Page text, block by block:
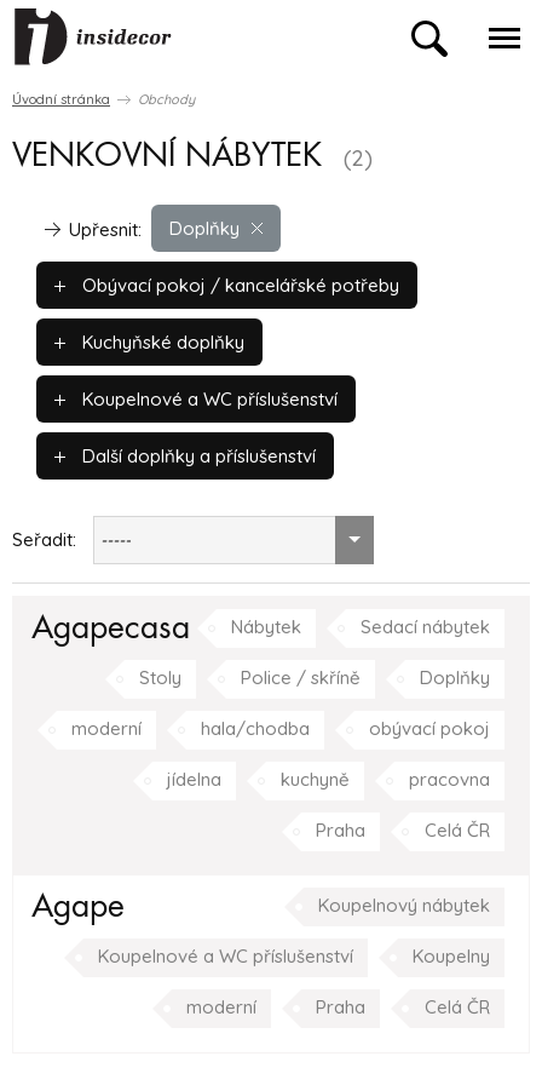
Úvodní stránka Obchody
VENKOVNÍ NÁBYTEK (2)
Doplňky
Upřesnit:
Obývací pokoj / kancelářské potřeby
Kuchyňské doplňky
Koupelnové a WC příslušenství
Další doplňky a příslušenství
Seřadit: -----
Agapecasa Nábytek Sedací nábytek
Stoly Police / skříně Doplňky
moderní hala/chodba obývací pokoj
jídelna kuchyně pracovna
Praha Celá ČR
Agape Koupelnový nábytek
Koupelnové a WC příslušenství Koupelny
moderní Praha Celá ČR